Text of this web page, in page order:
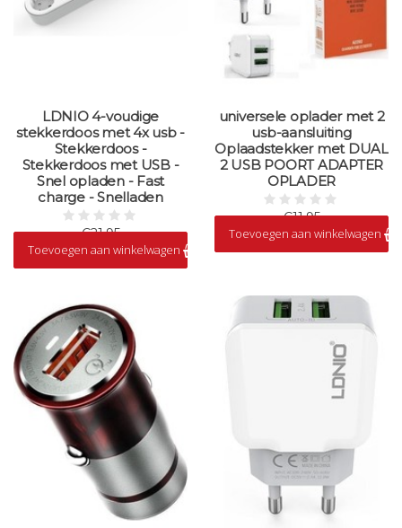
LDNIO 4-voudige
stekkerdoos met 4x usb -
Stekkerdoos -
Stekkerdoos met USB -
Snel opladen - Fast
charge - Snelladen
€21,95
Op voorraad
Toevoegen aan winkelwagen
universele oplader met 2
usb-aansluiting
Oplaadstekker met DUAL
2 USB POORT ADAPTER
OPLADER
€11,95
Op voorraad
Toevoegen aan winkelwagen